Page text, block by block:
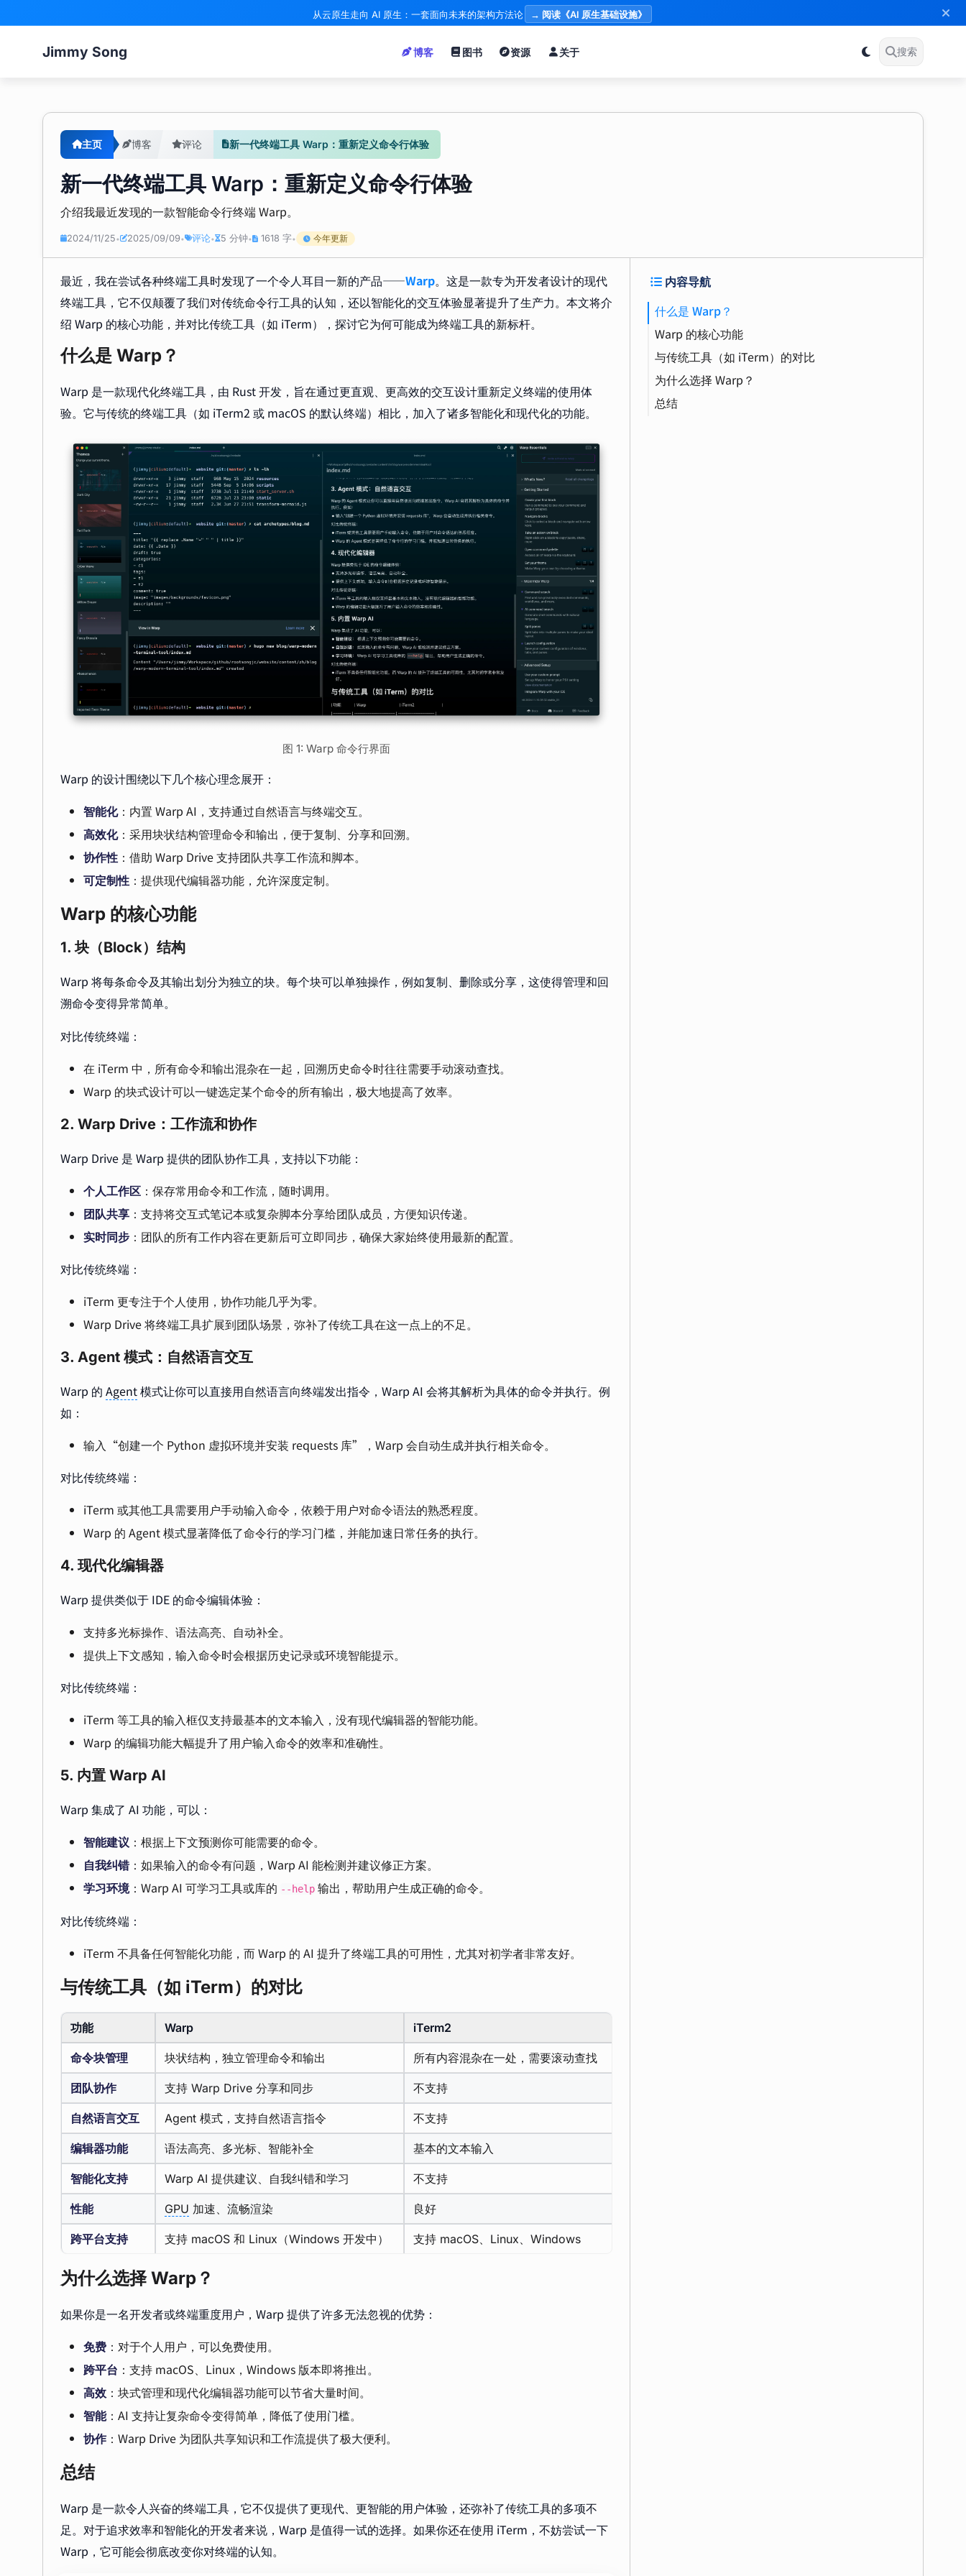
从云原生走向 AI 原生：一套面向未来的架构方法论 → 阅读《AI 原生基础设施》
Jimmy Song 博客 图书 资源 关于 搜索
主页 博客 评论 新一代终端工具 Warp：重新定义命令行体验
新一代终端工具 Warp：重新定义命令行体验
介绍我最近发现的一款智能命令行终端 Warp。
2024/11/25• 2025/09/09• 评论• 5 分钟• 1618 字• 今年更新
最近，我在尝试各种终端工具时发现了一个令人耳目一新的产品——Warp。这是一款专为开发者设计的现代
终端工具，它不仅颠覆了我们对传统命令行工具的认知，还以智能化的交互体验显著提升了生产力。本文将介
绍 Warp 的核心功能，并对比传统工具（如 iTerm），探讨它为何可能成为终端工具的新标杆。
什么是 Warp？
Warp 是一款现代化终端工具，由 Rust 开发，旨在通过更直观、更高效的交互设计重新定义终端的使用体
验。它与传统的终端工具（如 iTerm2 或 macOS 的默认终端）相比，加入了诸多智能化和现代化的功能。
图 1: Warp 命令行界面
Warp 的设计围绕以下几个核心理念展开：
智能化：内置 Warp AI，支持通过自然语言与终端交互。
高效化：采用块状结构管理命令和输出，便于复制、分享和回溯。
协作性 ：借助 Warp Drive 支持团队共享工作流和脚本。
可定制性 ：提供现代编辑器功能，允许深度定制。
Warp 的核心功能
1. 块（Block）结构
Warp 将每条命令及其输出划分为独立的块。每个块可以单独操作，例如复制、删除或分享，这使得管理和回
溯命令变得异常简单。
对比传统终端：
在 iTerm 中，所有命令和输出混杂在一起，回溯历史命令时往往需要手动滚动查找。
Warp 的块式设计可以一键选定某个命令的所有输出，极大地提高了效率。
2. Warp Drive：工作流和协作
Warp Drive 是 Warp 提供的团队协作工具，支持以下功能：
个人工作区 ：保存常用命令和工作流，随时调用。
团队共享 ：支持将交互式笔记本或复杂脚本分享给团队成员，方便知识传递。
实时同步 ：团队的所有工作内容在更新后可立即同步，确保大家始终使用最新的配置。
对比传统终端：
iTerm 更专注于个人使用，协作功能几乎为零。
Warp Drive 将终端工具扩展到团队场景，弥补了传统工具在这一点上的不足。
3. Agent 模式：自然语言交互
Warp 的 Agent模式让你可以直接用自然语言向终端发出指令，Warp AI 会将其解析为具体的命令并执行。例
如：
输入“创建一个 Python 虚拟环境并安装 requests 库”，Warp 会自动生成并执行相关命令。
对比传统终端：
iTerm 或其他工具需要用户手动输入命令，依赖于用户对命令语法的熟悉程度。
Warp 的 Agent 模式显著降低了命令行的学习门槛，并能加速日常任务的执行。
4. 现代化编辑器
Warp 提供类似于 IDE 的命令编辑体验：
支持多光标操作、语法高亮、自动补全。
提供上下文感知，输入命令时会根据历史记录或环境智能提示。
对比传统终端：
iTerm 等工具的输入框仅支持最基本的文本输入，没有现代编辑器的智能功能。
Warp 的编辑功能大幅提升了用户输入命令的效率和准确性。
5. 内置 Warp AI
Warp 集成了 AI 功能，可以：
智能建议 ：根据上下文预测你可能需要的命令。
自我纠错：如果输入的命令有问题，Warp AI 能检测并建议修正方案。
学习环境：Warp AI 可学习工具或库的 --help 输出，帮助用户生成正确的命令。
对比传统终端：
iTerm 不具备任何智能化功能，而 Warp 的 AI 提升了终端工具的可用性，尤其对初学者非常友好。
与传统工具（如 iTerm）的对比
功能 Warp iTerm2
命令块管理 块状结构，独立管理命令和输出 所有内容混杂在一处，需要滚动查找
团队协作 支持 Warp Drive 分享和同步 不支持
自然语言交互 Agent 模式，支持自然语言指令 不支持
编辑器功能 语法高亮、多光标、智能补全 基本的文本输入
智能化支持 Warp AI 提供建议、自我纠错和学习 不支持
性能 GPU 加速、流畅渲染 良好
跨平台支持 支持 macOS 和 Linux（Windows 开发中） 支持 macOS、Linux、Windows
为什么选择 Warp？
如果你是一名开发者或终端重度用户，Warp 提供了许多无法忽视的优势：
免费 ：对于个人用户，可以免费使用。
跨平台 ：支持 macOS、Linux，Windows 版本即将推出。
高效 ：块式管理和现代化编辑器功能可以节省大量时间。
智能：AI 支持让复杂命令变得简单，降低了使用门槛。
协作：Warp Drive 为团队共享知识和工作流提供了极大便利。
总结
Warp 是一款令人兴奋的终端工具，它不仅提供了更现代、更智能的用户体验，还弥补了传统工具的多项不
足。对于追求效率和智能化的开发者来说，Warp 是值得一试的选择。如果你还在使用 iTerm，不妨尝试一下
Warp，它可能会彻底改变你对终端的认知。
内容导航
什么是 Warp？
Warp 的核心功能
1. 块（Block）结构
2. Warp Drive：工作流和协作
3. Agent 模式：自然语言交互
与传统工具（如 iTerm）的对比
GPU（图形处理器）
为什么选择 Warp？
总结